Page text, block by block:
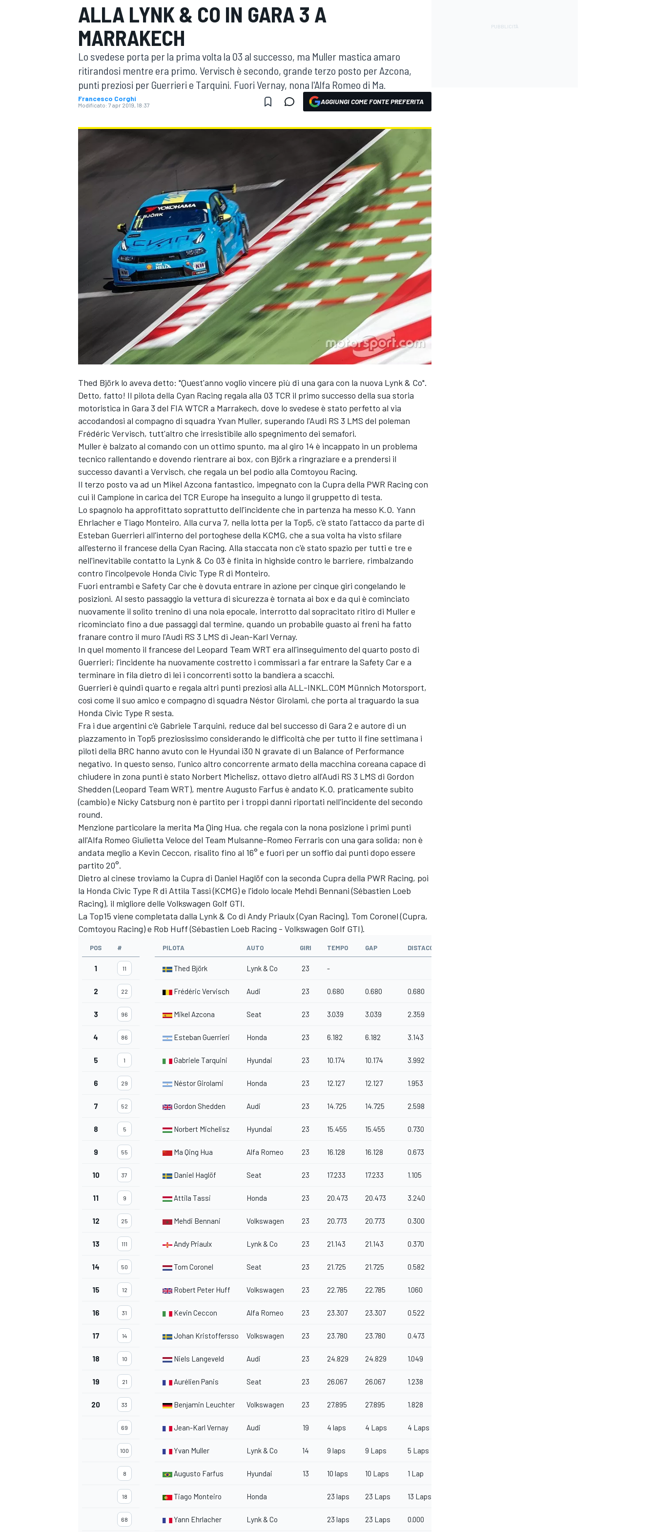
MOTOGP WEC
MONOPOSTO
ENDURANCE/GT
MONOMARCA
RALLY
ALLA LYNK & CO IN GARA 3 A
MARRAKECH
Lo svedese porta per la prima volta la 03 al successo, ma Muller mastica amaro
ritirandosi mentre era primo. Vervisch è secondo, grande terzo posto per Azcona,
punti preziosi per Guerrieri e Tarquini. Fuori Vernay, nona l'Alfa Romeo di Ma.
Francesco Corghi
Modificato: 7 apr 2019, 18:37 AGGIUNGI COME FONTE PREFERITA
Thed Björk lo aveva detto: "Quest'anno voglio vincere più di una gara con la nuova Lynk & Co".
Detto, fatto! Il pilota della Cyan Racing regala alla 03 TCR il primo successo della sua storia
motoristica in Gara 3 del FIA WTCR a Marrakech, dove lo svedese è stato perfetto al via
accodandosi al compagno di squadra Yvan Muller, superando l'Audi RS 3 LMS del poleman
Frédéric Vervisch, tutt'altro che irresistibile allo spegnimento dei semafori.
Muller è balzato al comando con un ottimo spunto, ma al giro 14 è incappato in un problema
tecnico rallentando e dovendo rientrare ai box, con Björk a ringraziare e a prendersi il
successo davanti a Vervisch, che regala un bel podio alla Comtoyou Racing.
Il terzo posto va ad un Mikel Azcona fantastico, impegnato con la Cupra della PWR Racing con
cui il Campione in carica del TCR Europe ha inseguito a lungo il gruppetto di testa.
Lo spagnolo ha approfittato soprattutto dell'incidente che in partenza ha messo K.O. Yann
Ehrlacher e Tiago Monteiro. Alla curva 7, nella lotta per la Top5, c'è stato l'attacco da parte di
Esteban Guerrieri all'interno del portoghese della KCMG, che a sua volta ha visto sfilare
all'esterno il francese della Cyan Racing. Alla staccata non c'è stato spazio per tutti e tre e
nell'inevitabile contatto la Lynk & Co 03 è finita in highside contro le barriere, rimbalzando
contro l'incolpevole Honda Civic Type R di Monteiro.
Fuori entrambi e Safety Car che è dovuta entrare in azione per cinque giri congelando le
posizioni. Al sesto passaggio la vettura di sicurezza è tornata ai box e da qui è cominciato
nuovamente il solito trenino di una noia epocale, interrotto dal sopracitato ritiro di Muller e
ricominciato fino a due passaggi dal termine, quando un probabile guasto ai freni ha fatto
franare contro il muro l'Audi RS 3 LMS di Jean-Karl Vernay.
In quel momento il francese del Leopard Team WRT era all'inseguimento del quarto posto di
Guerrieri; l'incidente ha nuovamente costretto i commissari a far entrare la Safety Car e a
terminare in fila dietro di lei i concorrenti sotto la bandiera a scacchi.
Guerrieri è quindi quarto e regala altri punti preziosi alla ALL-INKL.COM Münnich Motorsport,
così come il suo amico e compagno di squadra Néstor Girolami, che porta al traguardo la sua
Honda Civic Type R sesta.
Fra i due argentini c'è Gabriele Tarquini, reduce dal bel successo di Gara 2 e autore di un
piazzamento in Top5 preziosissimo considerando le difficoltà che per tutto il fine settimana i
piloti della BRC hanno avuto con le Hyundai i30 N gravate di un Balance of Performance
negativo. In questo senso, l'unico altro concorrente armato della macchina coreana capace di
chiudere in zona punti è stato Norbert Michelisz, ottavo dietro all'Audi RS 3 LMS di Gordon
Shedden (Leopard Team WRT), mentre Augusto Farfus è andato K.O. praticamente subito
(cambio) e Nicky Catsburg non è partito per i troppi danni riportati nell'incidente del secondo
round.
Menzione particolare la merita Ma Qing Hua, che regala con la nona posizione i primi punti
all'Alfa Romeo Giulietta Veloce del Team Mulsanne-Romeo Ferraris con una gara solida; non è
andata meglio a Kevin Ceccon, risalito fino al 16° e fuori per un soffio dai punti dopo essere
partito 20°.
Dietro al cinese troviamo la Cupra di Daniel Haglöf con la seconda Cupra della PWR Racing, poi
la Honda Civic Type R di Attila Tassi (KCMG) e l'idolo locale Mehdi Bennani (Sébastien Loeb
Racing), il migliore delle Volkswagen Golf GTI.
La Top15 viene completata dalla Lynk & Co di Andy Priaulx (Cyan Racing), Tom Coronel (Cupra,
Comtoyou Racing) e Rob Huff (Sébastien Loeb Racing - Volkswagen Golf GTI).
POS # PILOTA AUTO GIRI TEMPO GAP DISTACCO
1 11 Thed Björk Lynk & Co 23 -
2 22 Frédéric Vervisch Audi 23 0.680 0.680 0.680
3 96 Mikel Azcona Seat 23 3.039 3.039 2.359
4 86 Esteban Guerrieri Honda 23 6.182 6.182 3.143
5 1 Gabriele Tarquini Hyundai 23 10.174 10.174 3.992
6 29 Néstor Girolami Honda 23 12.127 12.127 1.953
7 52 Gordon Shedden Audi 23 14.725 14.725 2.598
8 5 Norbert Michelisz Hyundai 23 15.455 15.455 0.730
9 55 Ma Qing Hua Alfa Romeo 23 16.128 16.128 0.673
10 37 Daniel Haglöf Seat 23 17.233 17.233 1.105
11 9 Attila Tassi Honda 23 20.473 20.473 3.240
12 25 Mehdi Bennani Volkswagen 23 20.773 20.773 0.300
13 111 Andy Priaulx Lynk & Co 23 21.143 21.143 0.370
14 50 Tom Coronel Seat 23 21.725 21.725 0.582
15 12 Robert Peter Huff Volkswagen 23 22.785 22.785 1.060
16 31 Kevin Ceccon Alfa Romeo 23 23.307 23.307 0.522
17 14 Johan Kristoffersson Volkswagen 23 23.780 23.780 0.473
18 10 Niels Langeveld Audi 23 24.829 24.829 1.049
19 21 Aurélien Panis Seat 23 26.067 26.067 1.238
20 33 Benjamin Leuchter Volkswagen 23 27.895 27.895 1.828
69 Jean-Karl Vernay Audi 19 4 laps 4 Laps 4 Laps
100 Yvan Muller Lynk & Co 14 9 laps 9 Laps 5 Laps
8 Augusto Farfus Hyundai 13 10 laps 10 Laps 1 Lap
18 Tiago Monteiro Honda 23 laps 23 Laps 13 Laps
68 Yann Ehrlacher Lynk & Co 23 laps 23 Laps 0.000